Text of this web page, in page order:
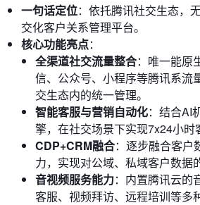
一句话定位：依托腾讯社交生态，
交化客户关系管理平台。
核心功能亮点：
全渠道社交流量整合：唯一能原
信、公众号、小程序等腾讯系流
交生态内的统一管理。
智能客服与营销自动化：结合AI
擎，在社交场景下实现7x24小时
CDP+CRM融合：逐步融合客户
力，实现对公域、私域客户数据
音视频服务能力：内置腾讯云的
客服、视频拜访、远程培训等多